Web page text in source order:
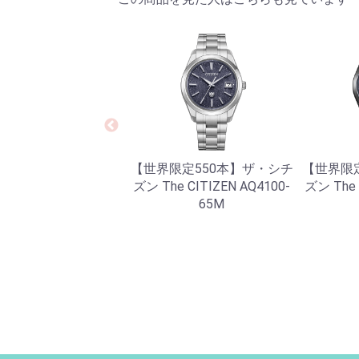
【世界限定550本】ザ・シチ
ズン The CITIZEN AQ4100-
65M
【世界
ズン